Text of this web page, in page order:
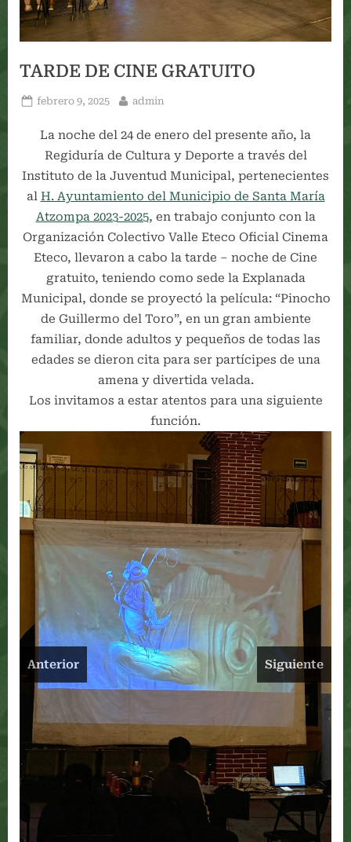
TARDE DE CINE GRATUITO
Posted
febrero 9, 2025 By
admin
La noche del 24 de enero del presente año, la
Regiduría de Cultura y Deporte a través del
Instituto de la Juventud Municipal, pertenecientes
al H. Ayuntamiento del Municipio de Santa María
Atzompa 2023-2025, en trabajo conjunto con la
Organización Colectivo Valle Eteco Oficial Cinema
Eteco, llevaron a cabo la tarde – noche de Cine
gratuito, teniendo como sede la Explanada
Municipal, donde se proyectó la película: “Pinocho
de Guillermo del Toro”, en un gran ambiente
familiar, donde adultos y pequeños de todas las
edades se dieron cita para ser partícipes de una
amena y divertida velada.
Los invitamos a estar atentos para una siguiente
función.
Anterior Siguiente